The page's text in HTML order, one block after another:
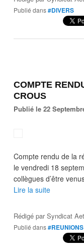
Publié dans#DIVERS
COMPTE
CROUS
Publié le 22
Compte rendu de la
le vendredi 18
collègues d’être
Lire la suite
Rédigé parSyndicat
Publié dans